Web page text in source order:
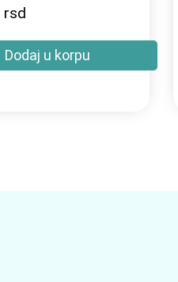
rsd
Dodaj u korpu